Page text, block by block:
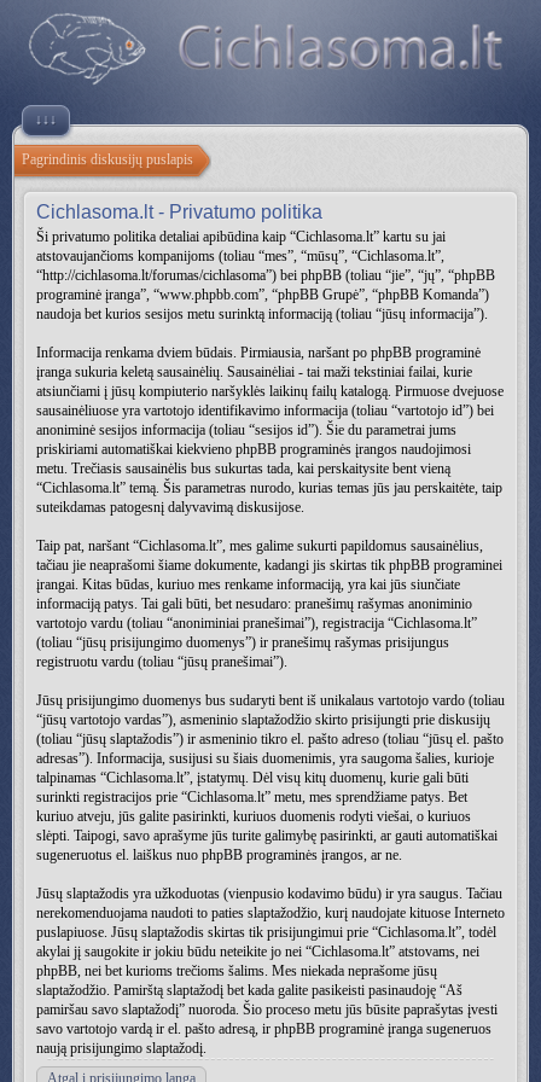
↓↓↓
Pagrindinis diskusijų puslapis
Cichlasoma.lt - Privatumo politika
Ši privatumo politika detaliai apibūdina kaip “Cichlasoma.lt” kartu su jai
atstovaujančioms kompanijoms (toliau “mes”, “mūsų”, “Cichlasoma.lt”,
“http://cichlasoma.lt/forumas/cichlasoma”) bei phpBB (toliau “jie”, “jų”, “phpBB
programinė įranga”, “www.phpbb.com”, “phpBB Grupė”, “phpBB Komanda”)
naudoja bet kurios sesijos metu surinktą informaciją (toliau “jūsų informacija”).
Informacija renkama dviem būdais. Pirmiausia, naršant po phpBB programinė
įranga sukuria keletą sausainėlių. Sausainėliai - tai maži tekstiniai failai, kurie
atsiunčiami į jūsų kompiuterio naršyklės laikinų failų katalogą. Pirmuose dvejuose
sausainėliuose yra vartotojo identifikavimo informacija (toliau “vartotojo id”) bei
anoniminė sesijos informacija (toliau “sesijos id”). Šie du parametrai jums
priskiriami automatiškai kiekvieno phpBB programinės įrangos naudojimosi
metu. Trečiasis sausainėlis bus sukurtas tada, kai perskaitysite bent vieną
“Cichlasoma.lt” temą. Šis parametras nurodo, kurias temas jūs jau perskaitėte, taip
suteikdamas patogesnį dalyvavimą diskusijose.
Taip pat, naršant “Cichlasoma.lt”, mes galime sukurti papildomus sausainėlius,
tačiau jie neaprašomi šiame dokumente, kadangi jis skirtas tik phpBB programinei
įrangai. Kitas būdas, kuriuo mes renkame informaciją, yra kai jūs siunčiate
informaciją patys. Tai gali būti, bet nesudaro: pranešimų rašymas anoniminio
vartotojo vardu (toliau “anoniminiai pranešimai”), registracija “Cichlasoma.lt”
(toliau “jūsų prisijungimo duomenys”) ir pranešimų rašymas prisijungus
registruotu vardu (toliau “jūsų pranešimai”).
Jūsų prisijungimo duomenys bus sudaryti bent iš unikalaus vartotojo vardo (toliau
“jūsų vartotojo vardas”), asmeninio slaptažodžio skirto prisijungti prie diskusijų
(toliau “jūsų slaptažodis”) ir asmeninio tikro el. pašto adreso (toliau “jūsų el. pašto
adresas”). Informacija, susijusi su šiais duomenimis, yra saugoma šalies, kurioje
talpinamas “Cichlasoma.lt”, įstatymų. Dėl visų kitų duomenų, kurie gali būti
surinkti registracijos prie “Cichlasoma.lt” metu, mes sprendžiame patys. Bet
kuriuo atveju, jūs galite pasirinkti, kuriuos duomenis rodyti viešai, o kuriuos
slėpti. Taipogi, savo aprašyme jūs turite galimybę pasirinkti, ar gauti automatiškai
sugeneruotus el. laiškus nuo phpBB programinės įrangos, ar ne.
Jūsų slaptažodis yra užkoduotas (vienpusio kodavimo būdu) ir yra saugus. Tačiau
nerekomenduojama naudoti to paties slaptažodžio, kurį naudojate kituose Interneto
puslapiuose. Jūsų slaptažodis skirtas tik prisijungimui prie “Cichlasoma.lt”, todėl
akylai jį saugokite ir jokiu būdu neteikite jo nei “Cichlasoma.lt” atstovams, nei
phpBB, nei bet kurioms trečioms šalims. Mes niekada neprašome jūsų
slaptažodžio. Pamirštą slaptažodį bet kada galite pasikeisti pasinaudoję “Aš
pamiršau savo slaptažodį” nuoroda. Šio proceso metu jūs būsite paprašytas įvesti
savo vartotojo vardą ir el. pašto adresą, ir phpBB programinė įranga sugeneruos
naują prisijungimo slaptažodį.
Atgal į prisijungimo langą